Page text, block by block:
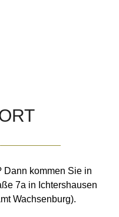
Dann kommen Sie in
7a in Ichtershausen
Wachsenburg).